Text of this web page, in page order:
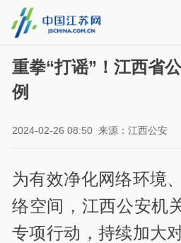
重拳“打谣”！江西省
例
2024-02-26 08:50 来源：江西公安
为有效净化网络环境
络空间，江西公安机
专项行动，持续加大